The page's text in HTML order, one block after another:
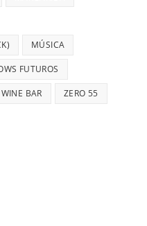
MÚSICA
FUTUROS
WINE BAR ZERO 55